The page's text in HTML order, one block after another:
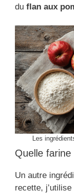
du flan aux
Les
Quelle
Un autre
recette,